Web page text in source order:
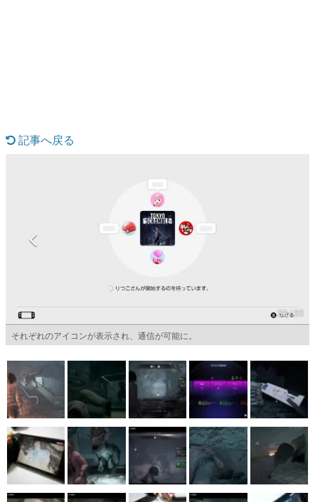
マンガ
記事へ戻る
33 / 33
それぞれのアイコンが表示され、通信が可能に。